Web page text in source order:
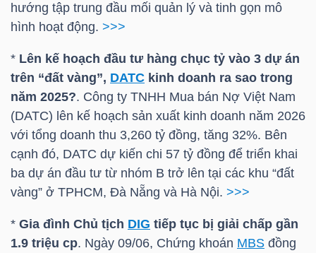
hướng tập trung đầu mối quản lý và tinh gọn mô
hình hoạt động. >>>
* Lên kế hoạch đầu tư hàng chục tỷ vào 3 dự án
trên “đất vàng”, DATC kinh doanh ra sao trong
năm 2025?. Công ty TNHH Mua bán Nợ Việt Nam
(DATC) lên kế hoạch sản xuất kinh doanh năm 2026
với tổng doanh thu 3,260 tỷ đồng, tăng 32%. Bên
cạnh đó, DATC dự kiến chi 57 tỷ đồng để triển khai
ba dự án đầu tư từ nhóm B trở lên tại các khu “đất
vàng” ở TPHCM, Đà Nẵng và Hà Nội. >>>
* Gia đình Chủ tịch DIG tiếp tục bị giải chấp gần
1.9 triệu cp. Ngày 09/06, Chứng khoán MBS đồng
NGUYÊN
VẬT
LIỆU
CÔNG
NGHIỆP